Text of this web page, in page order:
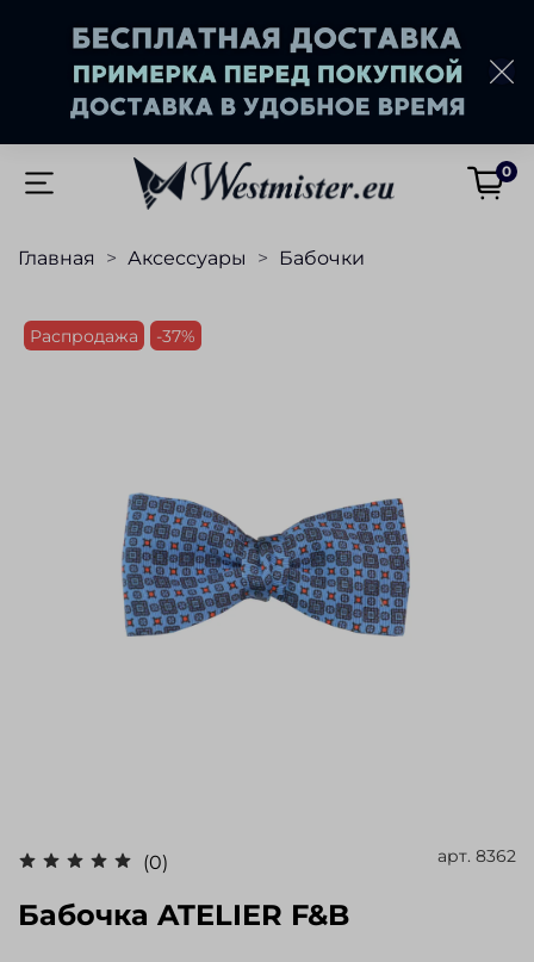
0
Главная Аксессуары Бабочки
Распродажа -37%
(0) арт. 8362
Бабочка ATELIER F&B